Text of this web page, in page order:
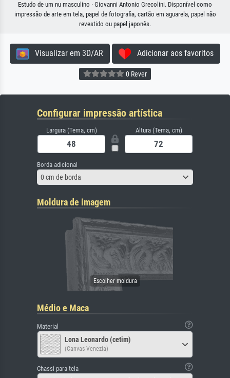
Estudo de um nu masculino · Giovanni Antonio Grecolini. Disponível como
impressão de arte em tela, papel de fotografia, cartão em aguarela, papel não
revestido ou papel japonês.
Visualizar em 3D/AR Adicionar aos favoritos
0 Rever
Configurar impressão artística
Largura (Tema, cm) Altura (Tema, cm)
Borda adicional
0 cm de borda
Moldura de imagem
Médio e Maca
Material
Lona Leonardo (cetim)
(Canvas Venezia)
Chassi para tela